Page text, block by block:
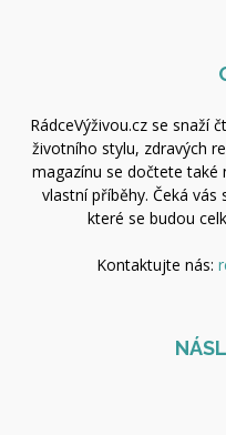
RádceVýživou.cz se snaží
životního stylu, zdravých
magazínu se dočtete také
vlastní příběhy. Čeká
které se budou
Kontaktujte nás: